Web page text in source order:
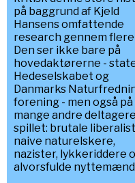
på baggrund af Kjeld
Hansens omfattende
research gennem flere
Den ser ikke bare på
hovedaktørerne -
Hedeselskabet og
Danmarks
forening - men også på
mange andre
spillet: brutale
naive naturelskere,
nazister, lykkeriddere
alvorsfulde